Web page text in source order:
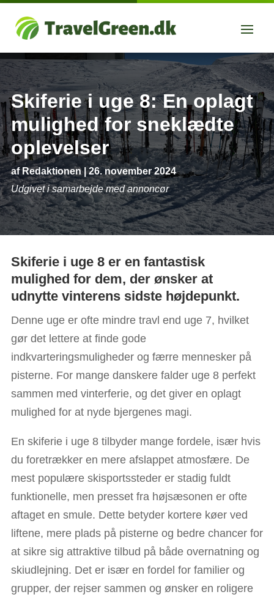
Skiferie i uge 8: En oplagt
mulighed for sneklædte
oplevelser
afRedaktionen|26. november 2024
Udgivet i samarbejde med annoncør
Skiferie i uge 8 er en fantastisk
mulighed for dem, der ønsker at
udnytte vinterens sidste højdepunkt.
Denne uge er ofte mindre travl end uge 7, hvilket
gør det lettere at finde gode
indkvarteringsmuligheder og færre mennesker på
pisterne. For mange danskere falder uge 8 perfekt
sammen med vinterferie, og det giver en oplagt
mulighed for at nyde bjergenes magi.
En skiferie i uge 8 tilbyder mange fordele, især hvis
du foretrækker en mere afslappet atmosfære. De
mest populære skisportssteder er stadig fuldt
funktionelle, men presset fra højsæsonen er ofte
aftaget en smule. Dette betyder kortere køer ved
liftene, mere plads på pisterne og bedre chancer for
at sikre sig attraktive tilbud på både overnatning og
skiudlejning. Det er især en fordel for familier og
grupper, der rejser sammen og ønsker en roligere